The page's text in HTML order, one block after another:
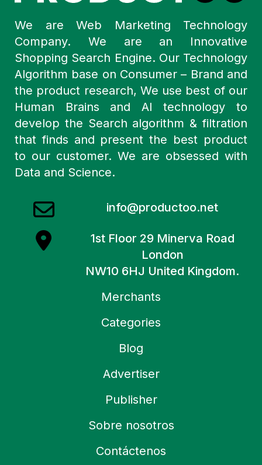
We are Web Marketing Technology
Company. We are an Innovative
Shopping Search Engine. Our Technology
Algorithm base on Consumer – Brand and
the product research, We use best of our
Human Brains and AI technology to
develop the Search algorithm & filtration
that finds and present the best product
to our customer. We are obsessed with
Data and Science.
info@productoo.net
1st Floor 29 Minerva Road
London
NW10 6HJ United Kingdom.
Merchants
Categories
Blog
Advertiser
Publisher
Sobre nosotros
Contáctenos